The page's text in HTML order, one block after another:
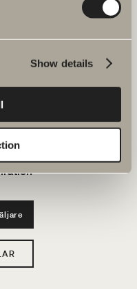
Show details